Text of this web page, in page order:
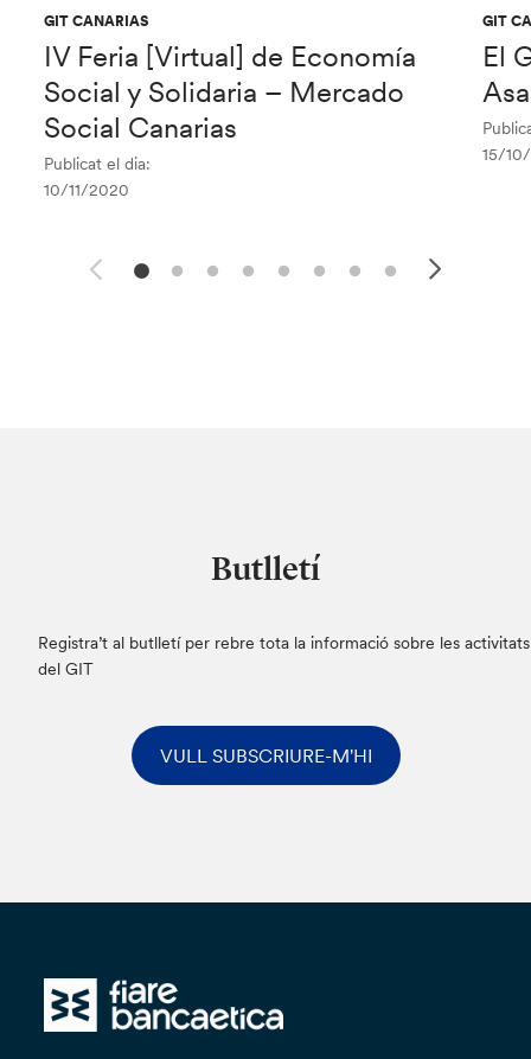
GIT CANARIAS
IV Feria [Virtual] de Economía
Social y Solidaria – Mercado
Social Canarias
Publicat el dia:
10/11/2020
GIT
El
15/
Butlletí
Registra’t al butlletí per rebre tota la informació sobre les activitats
del GIT
VULL SUBSCRIURE-M'HI